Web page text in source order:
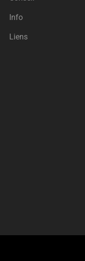
Info
Liens